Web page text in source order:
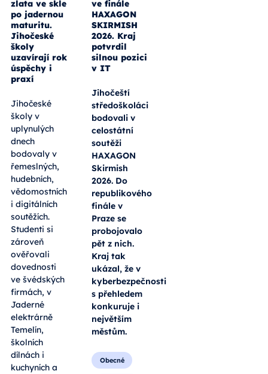
zlata ve skle
po jadernou
maturitu.
Jihočeské
školy
uzavírají rok
úspěchy i
praxí
Jihočeské
školy v
uplynulých
dnech
bodovaly v
řemeslných,
hudebních,
vědomostních
i digitálních
soutěžích.
Studenti si
zároveň
ověřovali
dovednosti
ve švédských
firmách, v
Jaderné
elektrárně
Temelín,
školních
dílnách i
kuchyních a
ve finále
HAXAGON
SKIRMISH
2026. Kraj
potvrdil
silnou pozici
v IT
Jihočeští
středoškoláci
bodovali v
celostátní
soutěži
HAXAGON
Skirmish
2026. Do
republikového
finále v
Praze se
probojovalo
pět z nich.
Kraj tak
ukázal, že v
kyberbezpečnosti
s přehledem
konkuruje i
největším
městům.
Obecné